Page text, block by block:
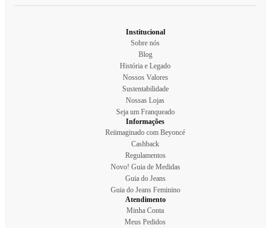
Institucional
Sobre nós
Blog
História e Legado
Nossos Valores
Sustentabilidade
Nossas Lojas
Seja um Franqueado
Informações
Reiimaginado com Beyoncé
Cashback
Regulamentos
Novo! Guia de Medidas
Guia do Jeans
Guia do Jeans Feminino
Atendimento
Minha Conta
Meus Pedidos